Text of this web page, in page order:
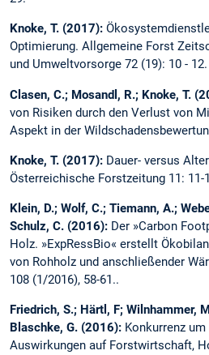
Knoke, T. (2017):
Optimierung. Allgemeine Forst
und Umweltvorsorge 72 (19): 10 - 12.
Clasen, C.; Mosandl, R.; Knoke, T.
von Risiken durch den Verlust von
Aspekt in der
Knoke, T. (2017): Dauer- versus
Österreichische Forstzeitung 11: 11-
Klein, D.; Wolf, C.; Tiemann, A.;
Schulz, C. (2016): Der »Carbon
Holz. »ExpRessBio« erstellt
von Rohholz und anschließender
108 (1/2016), 58-61..
Friedrich, S.; Härtl, F; Wilnhammer,
Blaschke, G. (2016): Konkurrenz
Auswirkungen auf Forstwirtschaft,